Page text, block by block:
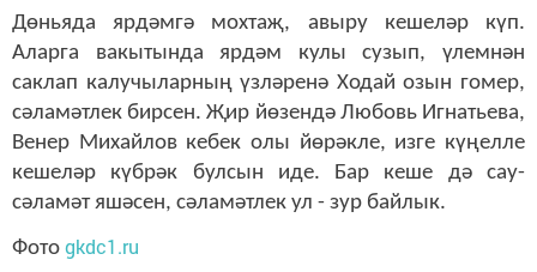
Дөньяда ярдәмгә мохтаҗ, авыру кешеләр күп.
Аларга вакытында ярдәм кулы сузып, үлемнән
саклап калучыларның үзләренә Ходай озын гомер,
сәламәтлек бирсен. Җир йөзендә Любовь Игнатьева,
Венер Михайлов кебек олы йөрәкле, изге күңелле
кешеләр күбрәк булсын иде. Бар кеше дә сау-
сәламәт яшәсен, сәламәтлек ул - зур байлык.
Фото gkdc1.ru